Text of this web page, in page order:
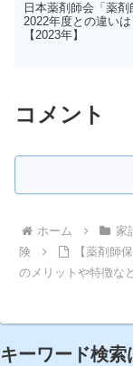
日本薬剤師会「薬
2022年度との違いは
【2023年】
コメント
ホーム 家
険
【薬剤師
のメリットや特徴な
キーワード検索